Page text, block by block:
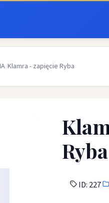
/Klamra - zapięcie Ryba
Ryba
ID: 227